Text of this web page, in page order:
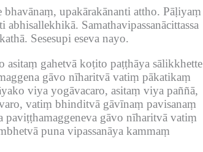
bhavānaṃ, upakārakānanti attho. Pāḷiyaṃ
abhisallekhikā. Samathavipassanācittassa
Sesesupi eseva nayo.
asitaṃ gahetvā koṭito paṭṭhāya sālikkhette
gāvo nīharitvā vatiṃ pākatikaṃ
viya yogāvacaro, asitaṃ viya paññā,
vatiṃ bhinditvā gāvīnaṃ pavisanaṃ
paviṭṭhamaggeneva gāvo nīharitvā vatiṃ
puna vipassanāya kammaṃ